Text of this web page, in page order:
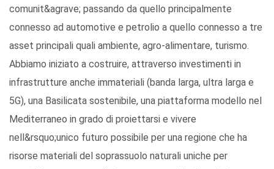
comunit&agrave; passando da quello principalmente
connesso ad automotive e petrolio a quello connesso a tre
asset principali quali ambiente, agro-alimentare, turismo.
Abbiamo iniziato a costruire, attraverso investimenti in
infrastrutture anche immateriali (banda larga, ultra larga e
5G), una Basilicata sostenibile, una piattaforma modello nel
Mediterraneo in grado di proiettarsi e vivere
nell&rsquo;unico futuro possibile per una regione che ha
risorse materiali del soprassuolo naturali uniche per